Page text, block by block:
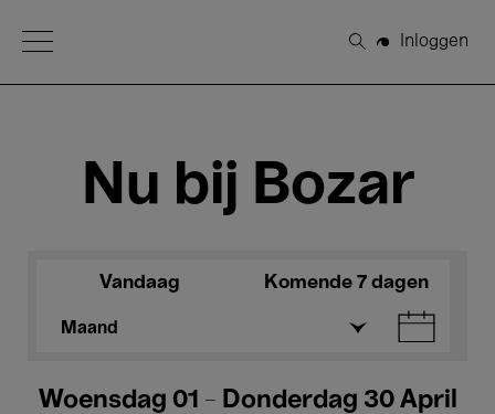
Open Menu
Zoeken
Inloggen
Nu bij Bozar
Vandaag Komende 7 dagen
Maand
Woensdag 01 - Donderdag 30 April